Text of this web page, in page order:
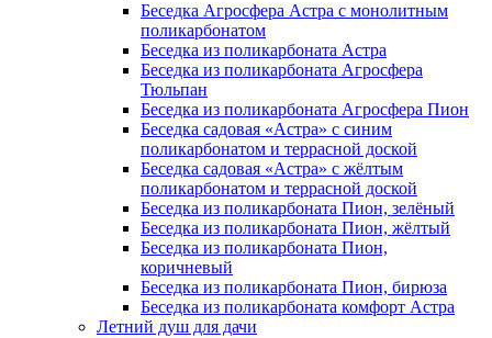
Беседка Агросфера Астра с монолитным
поликарбонатом
Беседка из поликарбоната Астра
Беседка из поликарбоната Агросфера
Тюльпан
Беседка из поликарбоната Агросфера Пион
Беседка садовая «Астра» с синим
поликарбонатом и террасной доской
Беседка садовая «Астра» с жёлтым
поликарбонатом и террасной доской
Беседка из поликарбоната Пион, зелёный
Беседка из поликарбоната Пион, жёлтый
Беседка из поликарбоната Пион,
коричневый
Беседка из поликарбоната Пион, бирюза
Беседка из поликарбоната комфорт Астра
Летний душ для дачи